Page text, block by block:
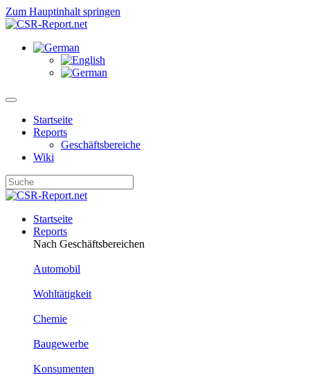
Zum Hauptinhalt springen
Startseite
Reports
Geschäftsbereiche
Wiki
Startseite
Reports
Nach Geschäftsbereichen
Automobil
Wohltätigkeit
Chemie
Baugewerbe
Konsumenten